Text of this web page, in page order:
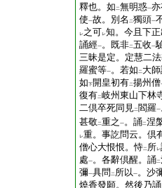
釋也。如 二無明惑一
使一故。別名 二獨頭一
レ之可レ知。今且下
誦經一。既非二五收一
三昧是定。定慧二
羅蜜等一。若如 二 大
如下開皇初有二揚州僧
復有二岐州東山下林
二倶卒死同見二 閻羅一
甚敬二重之 一。誦二涅
レ重。事訖問云。倶
僧心大恨恨。恃二 所レ
處一。各辭倶醒。誦二
彌一具問 二 所以一。沙
燒香發願。然後乃